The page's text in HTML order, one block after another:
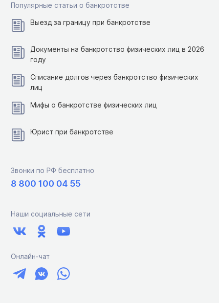
Популярные статьи о банкротстве
Выезд за границу при банкротстве
Документы на банкротство физических лиц в 2026
году
Списание долгов через банкротство физических
лиц
Мифы о банкротстве физических лиц
Юрист при банкротстве
Звонки по РФ бесплатно
8 800 100 04 55
Наши социальные сети
Онлайн-чат